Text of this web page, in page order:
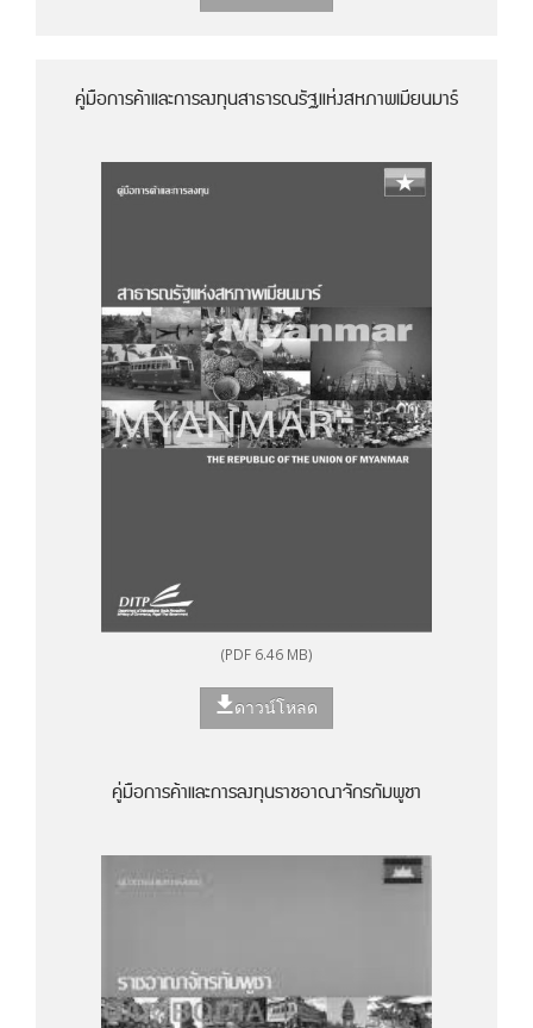
คู่มือการค้าและการลงทุนสาธารณรัฐแห่งสหภาพเมียนมาร์
(PDF 6.46 MB)
ดาวน์โหลด
คู่มือการค้าและการลงทุนราชอาณาจักรกัมพูชา